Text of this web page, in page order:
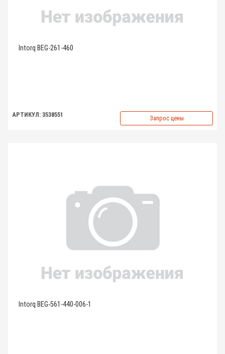
Intorq BEG-261-460
АРТИКУЛ: 3538551 Запрос цены
Intorq BEG-561-440-006-1